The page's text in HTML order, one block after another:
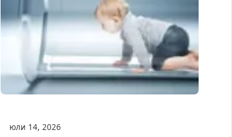
юли 14, 2026